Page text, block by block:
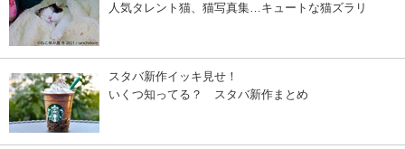
人気タレント猫、猫写真集…キュートな猫ズラリ
スタバ新作イッキ見せ！
いくつ知ってる？ スタバ新作まとめ